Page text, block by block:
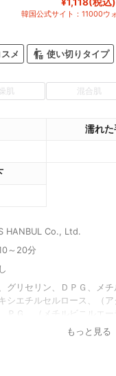
韓国公式サイト：11000ウ
メ 使い切りタイプ
肌 混合肌
濡れた
HANBUL Co., Ltd.
～20分
グリセリン、ＤＰＧ、メ
シエチルセルロース、（
、ＰＧ、（メチルビニルエ
、ＰＥＧ－６０水添ヒマシ
ール、BG、カプリリルグ
もっと見る